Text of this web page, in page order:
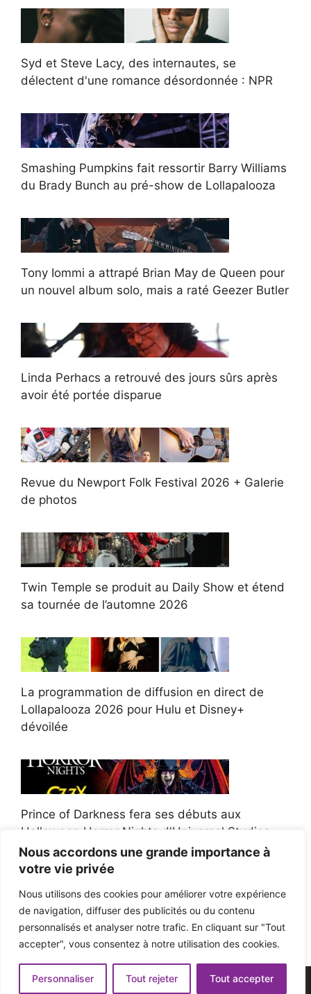
Nous accordons une grande importance à
votre vie privée
Nous utilisons des cookies pour améliorer votre expérience
de navigation, diffuser des publicités ou du contenu
personnalisés et analyser notre trafic. En cliquant sur "Tout
accepter", vous consentez à notre utilisation des cookies.
Personnaliser Tout rejeter Tout accepter
Syd et Steve Lacy, des internautes, se
délectent d'une romance désordonnée : NPR
Smashing Pumpkins fait ressortir Barry Williams
du Brady Bunch au pré-show de Lollapalooza
Tony Iommi a attrapé Brian May de Queen pour
un nouvel album solo, mais a raté Geezer Butler
Linda Perhacs a retrouvé des jours sûrs après
avoir été portée disparue
Revue du Newport Folk Festival 2026 + Galerie
de photos
Twin Temple se produit au Daily Show et étend
sa tournée de l’automne 2026
La programmation de diffusion en direct de
Lollapalooza 2026 pour Hulu et Disney+
dévoilée
Prince of Darkness fera ses débuts aux
Halloween Horror Nights d'Universal Studios
Afroman poursuit un policier de l'Ohio après la
victoire du jury en diffamation
© 2026 - Pop'n Music -